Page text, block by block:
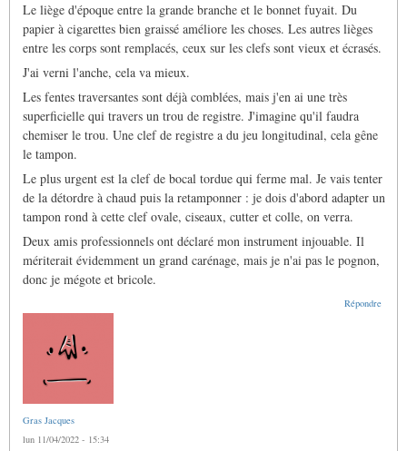
Le liège d'époque entre la grande branche et le bonnet fuyait. Du
papier à cigarettes bien graissé améliore les choses. Les autres lièges
entre les corps sont remplacés, ceux sur les clefs sont vieux et écrasés.
J'ai verni l'anche, cela va mieux.
Les fentes traversantes sont déjà comblées, mais j'en ai une très
superficielle qui travers un trou de registre. J'imagine qu'il faudra
chemiser le trou. Une clef de registre a du jeu longitudinal, cela gêne
le tampon.
Le plus urgent est la clef de bocal tordue qui ferme mal. Je vais tenter
de la détordre à chaud puis la retamponner : je dois d'abord adapter un
tampon rond à cette clef ovale, ciseaux, cutter et colle, on verra.
Deux amis professionnels ont déclaré mon instrument injouable. Il
mériterait évidemment un grand carénage, mais je n'ai pas le pognon,
donc je mégote et bricole.
Répondre
Gras Jacques
lun 11/04/2022 - 15:34